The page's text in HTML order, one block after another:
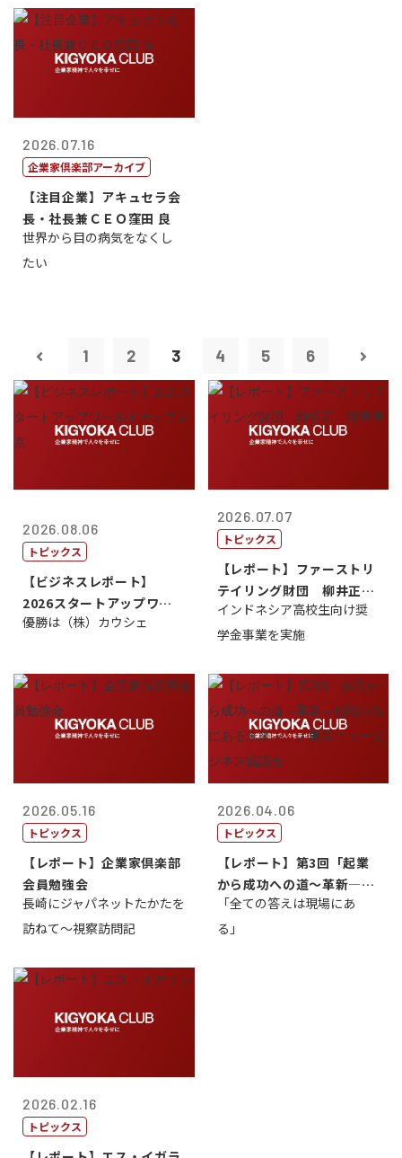
2026.07.16
企業家倶楽部アーカイブ
【注目企業】アキュセラ会
長・社長兼ＣＥＯ窪田 良
世界から目の病気をなくし
たい
1 2 3 4 5 6
2026.08.06
トピックス
【ビジネスレポート】
2026スタートアップワー
ルドカップ東京
優勝は（株）カウシェ
2026.07.07
トピックス
【レポート】ファーストリ
テイリング財団 柳井正
理事長
インドネシア高校生向け奨
学金事業を実施
2026.05.16
トピックス
【レポート】企業家倶楽部
会員勉強会
長崎にジャパネットたかたを
訪ねて～視察訪問記
2026.04.06
トピックス
【レポート】第3回「起業
から成功への道～革新―挑
戦の先にある...
「全ての答えは現場にあ
る」
2026.02.16
トピックス